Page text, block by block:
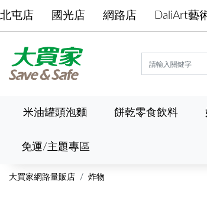
北屯店 國光店 網路店 DaliArt藝
米油罐頭泡麵 餅乾零食飲料
免運/主題專區
大買家網路量販店 炸物